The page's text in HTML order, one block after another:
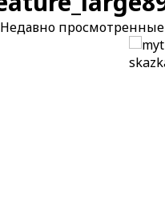
Недавно просмотренные